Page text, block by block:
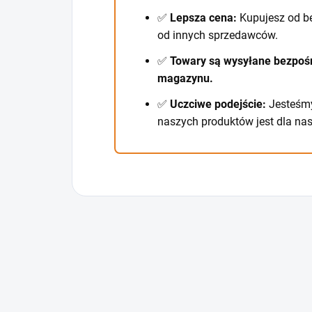
✅ Lepsza cena: Kupujesz od
od innych sprzedawców.
✅ Towary są wysyłane
magazynu.
✅ Uczciwe podejście:
naszych produktów jest dla